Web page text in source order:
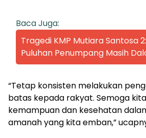
Baca Juga:
Tragedi KMP Mutiara Santosa
Puluhan Penumpang Masih
“Tetap konsisten melakukan
batas kepada rakyat. Semoga
kemampuan dan kesehatan
amanah yang kita emban,”